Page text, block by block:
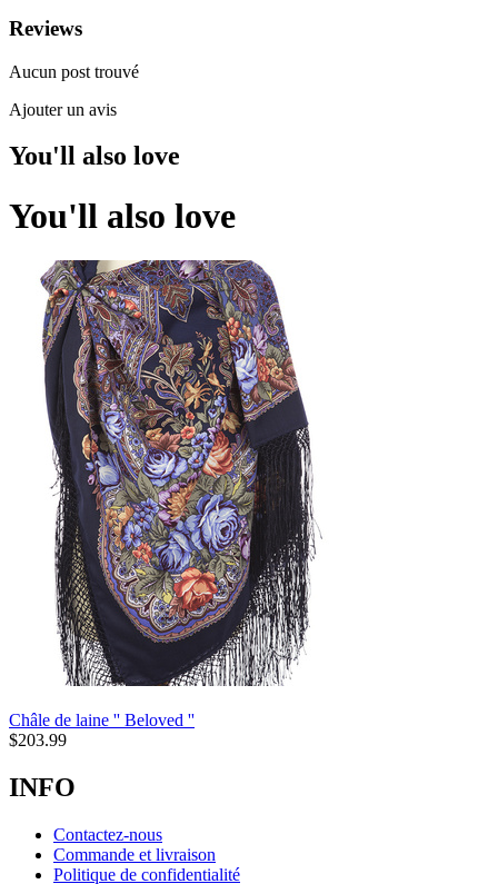
Reviews
Aucun post trouvé
Ajouter un avis
You'll also love
You'll also love
Châle de laine '' Beloved ''
$203.99
INFO
Contactez-nous
Commande et livraison
Politique de confidentialité